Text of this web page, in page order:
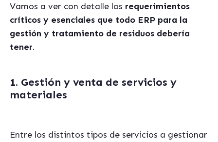
Vamos a ver con detalle los requerimientos
críticos y esenciales que todo ERP para la
gestión y tratamiento de residuos debería
tener.
1. Gestión y venta de servicios y
materiales
Entre los distintos tipos de servicios a gestionar